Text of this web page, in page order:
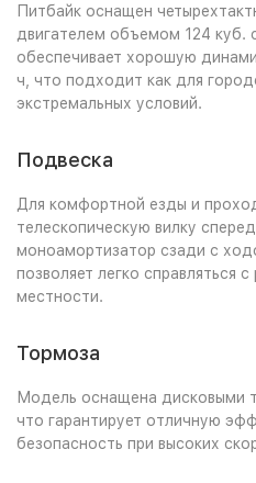
Питбайк оснащен
двигателем объемом 124
обеспечивает хорошую
ч, что подходит как для
экстремальных условий.
Подвеска
Для комфортной езды и
телескопическую вилку
моноамортизатор сзади с
позволяет легко справляться
местности.
Тормоза
Модель оснащена дисковыми
что гарантирует отличную
безопасность при высоких